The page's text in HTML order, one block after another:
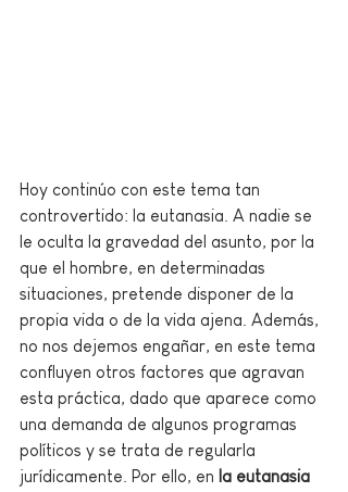
Hoy continúo con este tema tan
controvertido: la eutanasia. A nadie se
le oculta la gravedad del asunto, por la
que el hombre, en determinadas
situaciones, pretende disponer de la
propia vida o de la vida ajena. Además,
no nos dejemos engañar, en este tema
confluyen otros factores que agravan
esta práctica, dado que aparece como
una demanda de algunos programas
políticos y se trata de regularla
jurídicamente. Por ello, en la eutanasia